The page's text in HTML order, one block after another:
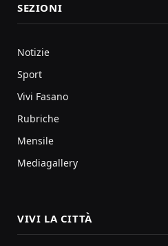
SEZIONI
Notizie
Sport
Vivi Fasano
Rubriche
Mensile
Mediagallery
VIVI LA CITTÀ